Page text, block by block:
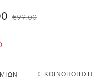
€99.00
ΚΟΙΝΟΠΟΊΗΣΗ